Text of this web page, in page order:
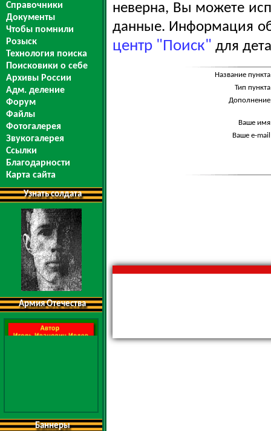
Справочники
Документы
Чтобы помнили
Розыск
Технология поиска
Поисковики о себе
Архивы России
Адм. деление
Форум
Файлы
Фотогалерея
Звукогалерея
Ссылки
Благодарности
Карта сайта
Узнать солдата
Армия Отечества
Баннеры
неверна, Вы можете
данные. Информация
центр "Поиск" для
Название
Тип
Ваше
Ваше e-